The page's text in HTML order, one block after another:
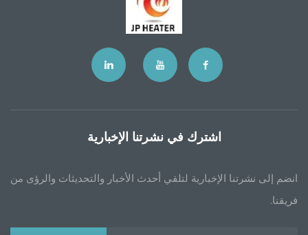
اشترك في نشرتنا الإخبارية
انضم إلى نشرتنا الإخبارية لتلقي أحدث الأخبار والتحديثات والرؤى من
فريقنا.